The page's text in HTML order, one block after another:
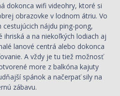
dokonca wifi videohry, ktoré si
obrazovke v lodnom átriu. Vo
nájdu ping-pong,
ihriská a na niekoľkých lodiach aj
lanové centrá alebo dokonca
A vždy je tu tiež možnosť
more z balkóna kajuty
spánok a načerpať sily na
zábavu.